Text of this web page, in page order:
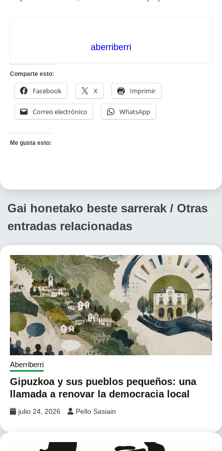
aberriberri
Comparte esto:
Facebook X Imprimir
Correo electrónico WhatsApp
Me gusta esto:
Gai honetako beste sarrerak / Otras
entradas relacionadas
Aberriberri
Gipuzkoa y sus pueblos pequeños: una
llamada a renovar la democracia local
julio 24, 2026 Pello Sasiain